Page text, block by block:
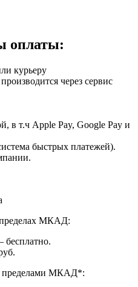
оплаты:
курьеру
через сервис
в т.ч Apple Pay, Google Pay и
быстрых платежей).
пределах МКАД:
бесплатно.
пределами МКАД*: